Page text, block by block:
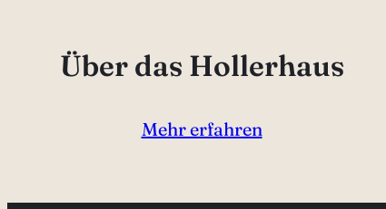
Über das Hollerhaus
Mehr erfahren